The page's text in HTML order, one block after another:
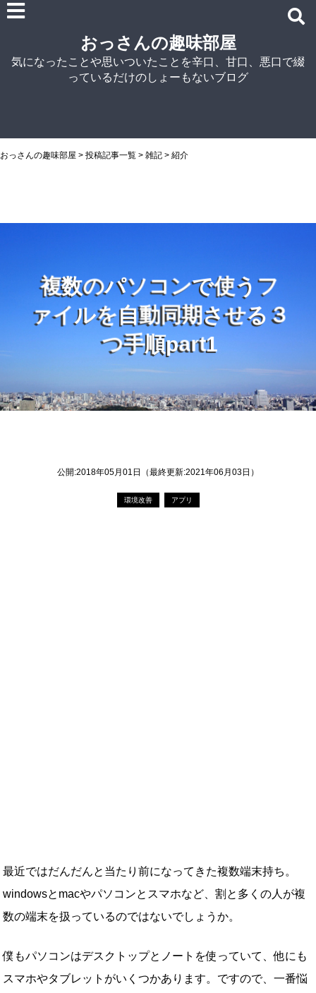
車関連の記事
パソコン関連
自宅でラーメン
NISSIN
おっさんの趣味部屋
気になったことや思いついたことを辛口、甘口、悪口で綴
っているだけのしょーもないブログ
おっさんの趣味部屋 > 投稿記事一覧 > 雑記 > 紹介
複数のパソコンで使う フ
ァイルを自動同期させる ３
つ手順part1
公開:2018年05月01日（最終更新:2021年06月03日）
環境改善 アプリ
最近ではだんだんと当たり前になってきた複数端末持ち。
windowsとmacやパソコンとスマホなど、割と多くの人が複
数の端末を扱っているのではないでしょうか。
僕もパソコンはデスクトップとノートを使っていて、他にも
スマホやタブレットがいくつかあります。ですので、一番悩